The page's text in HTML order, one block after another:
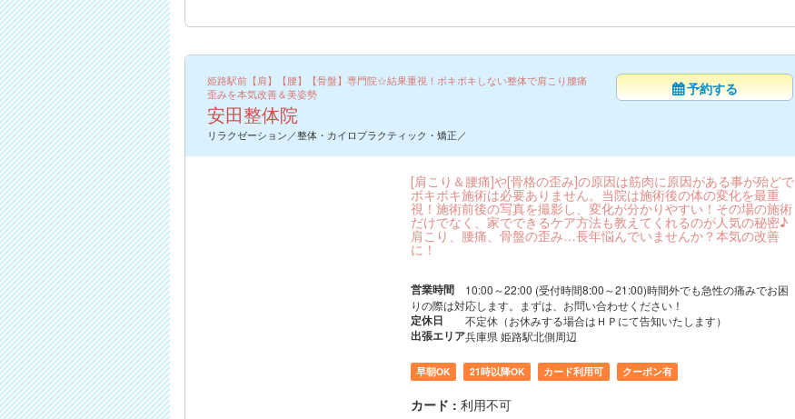
姫路駅前【肩】【腰】【骨盤】専門院☆結果重視！ボキボキしない整体で肩こり腰痛
歪みを本気改善＆美姿勢
安田整体院
リラクゼーション／整体・カイロプラクティック・矯正／
予約する
[肩こり＆腰痛]や[骨格の歪み]の原因は筋肉に原因がある事が殆どで
ボキボキ施術は必要ありません。当院は施術後の体の変化を最重
視！施術前後の写真を撮影し、変化が分かりやすい！その場の施術
だけでなく、家でできるケア方法も教えてくれるのが人気の秘密♪
肩こり、腰痛、骨盤の歪み…長年悩んでいませんか？本気の改善
に！
営業時間
10:00～22:00 (受付時間8:00～21:00)時間外でも急性の痛みでお困
りの際は対応します。まずは、お問い合わせください！
定休日 不定休（お休みする場合はＨＰにて告知いたします）
出張エリア兵庫県 姫路駅北側周辺
早朝OK 21時以降OK カード利用可 クーポン有
カード : 利用不可